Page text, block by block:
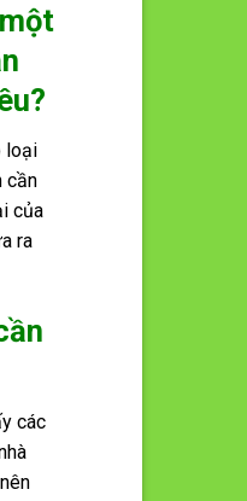
loại
cần
của
ra
các